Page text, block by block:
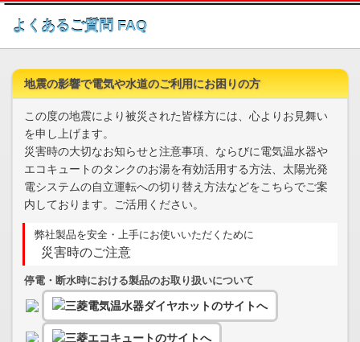
このページの本文へ
よくあるご質問 FAQ
地震の影響で電気や水道のご利用にお困りの方
この度の地震により被災された皆様方には、心よりお見舞い
を申し上げます。
災害時の大切なお知らせと注意事項、ならびに電気温水器や
エコキュートのタンクのお湯を有効活用する方法、太陽光発
電システムの自立運転への切り替え方法などをこちらでご案
内しております。ご活用ください。
弊社製品を安全・上手にお使いいただくために
災害時のご注意
停電・断水時における製品のお取り扱いについて